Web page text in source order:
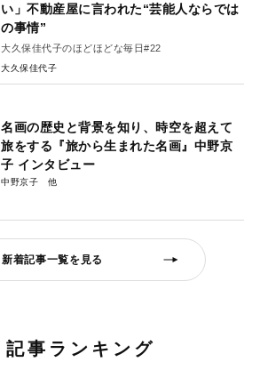
い」不動産屋に言われた“芸能人ならでは
の事情”
大久保佳代子のほどほどな毎日#22
大久保佳代子
名画の歴史と背景を知り、時空を超えて
旅をする『旅から生まれた名画』中野京
子 インタビュー
中野京子
新着記事一覧を見る
記事ランキング